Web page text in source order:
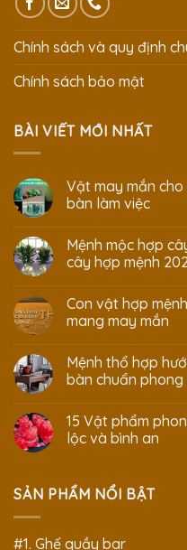
Chính sách và quy định
Chính sách bảo mật
BÀI VIẾT MỚI NHẤT
Vật may mắn
bàn làm việc
Mệnh mộc hợp
cây hợp mệnh
Con vật hợp
mang may mắn
Mệnh thổ hợp
bàn chuẩn phong
15 Vật phẩm
lộc và bình an
SẢN PHẨM NỔI BẬT
#1. Ghế quầy bar